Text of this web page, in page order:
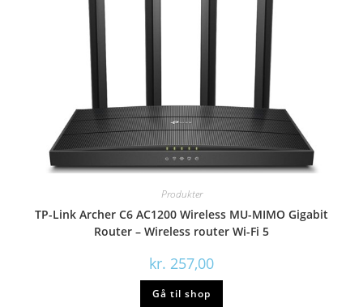
Produkter
TP-Link Archer C6 AC1200 Wireless MU-MIMO Gigabit
Router – Wireless router Wi-Fi 5
kr. 257,00
Gå til shop